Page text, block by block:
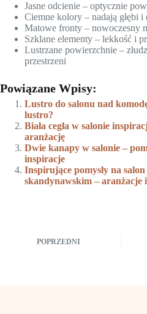
Jasne odcienie – optycznie
Ciemne kolory – nadają głębi i
Matowe fronty – nowoczesny
Szklane elementy – lekkość i
Lustrzane powierzchnie –
przestrzeni
Powiązane Wpisy:
Lustro do salonu nad
lustro?
Biała cegła w salonie
aranżację
Dwie kanapy w salonie –
inspiracje
Inspirujące pomysły na
skandynawskim – aranżacje
POPRZEDNI